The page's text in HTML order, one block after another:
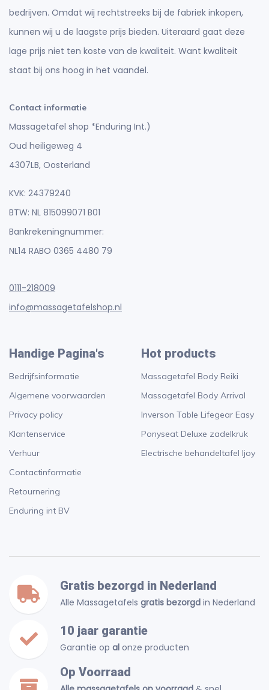
bedrijven. Omdat wij rechtstreeks bij de fabriek inkopen,
kunnen wij u de laagste prijs bieden. Uiteraard gaat deze
lage prijs niet ten koste van de kwaliteit. Want kwaliteit
staat bij ons hoog in het vaandel.
Contact informatie
Massagetafel shop *Enduring Int.)
Oud heiligeweg 4
4307LB, Oosterland
KVK: 24379240
BTW: NL 815099071 B01
Bankrekeningnummer:
NL14 RABO 0365 4480 79
0111-218009
info@massagetafelshop.nl
Handige Pagina's
Bedrijfsinformatie
Algemene voorwaarden
Privacy policy
Klantenservice
Verhuur
Contactinformatie
Retournering
Enduring int BV
Hot products
Massagetafel Body Reiki
Massagetafel Body Arrival
Inverson Table Lifegear Easy
Ponyseat Deluxe zadelkruk
Electrische behandeltafel Ijoy
Gratis bezorgd in Nederland
Alle Massagetafels gratis bezorgd in Nederland
10 jaar garantie
Garantie op al onze producten
Op Voorraad